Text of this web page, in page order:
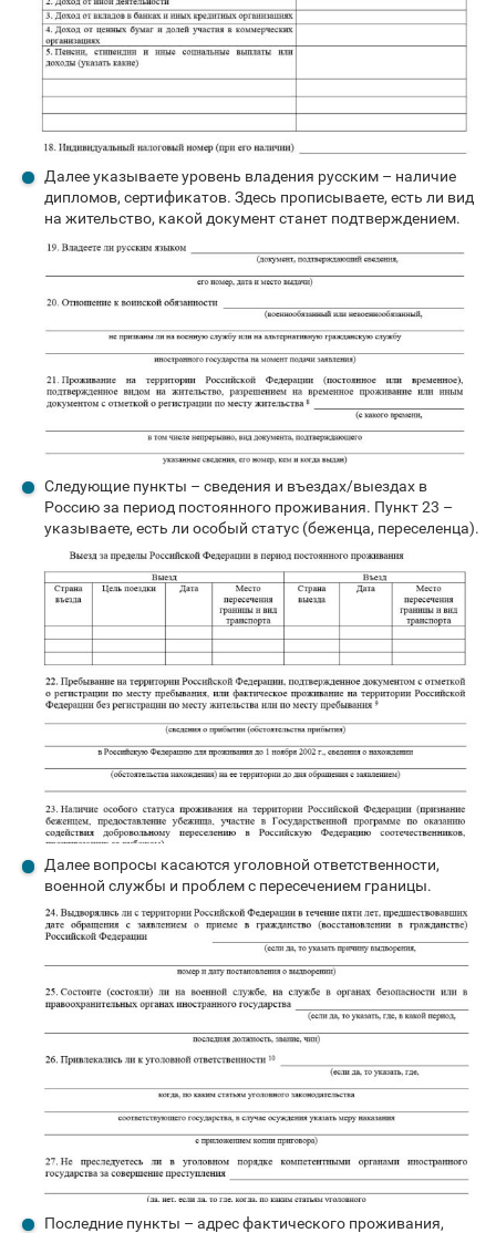
Далее указываете уровень владения русским – наличие
дипломов, сертификатов. Здесь прописываете, есть ли вид
на жительство, какой документ станет подтверждением.
Следующие пункты – сведения и въездах/выездах в
Россию за период постоянного проживания. Пункт 23 –
указываете, есть ли особый статус (беженца, переселенца).
Далее вопросы касаются уголовной ответственности,
военной службы и проблем с пересечением границы.
Последние пункты – адрес фактического проживания,